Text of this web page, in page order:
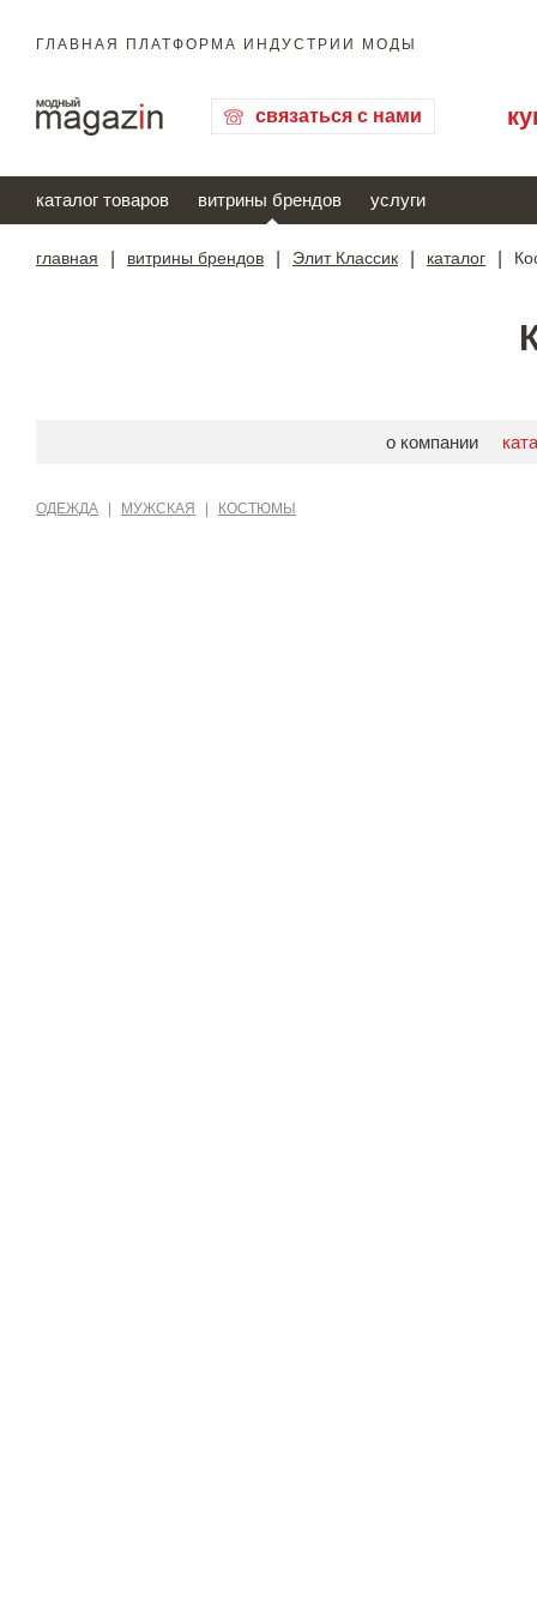
ГЛАВНАЯ ПЛАТФОРМА ИНДУСТРИИ МОДЫ
связаться с нами
каталог товаров витрины брендов услуги
главная витрины брендов Элит Классик каталог
о компании
ОДЕЖДА МУЖСКАЯ КОСТЮМЫ